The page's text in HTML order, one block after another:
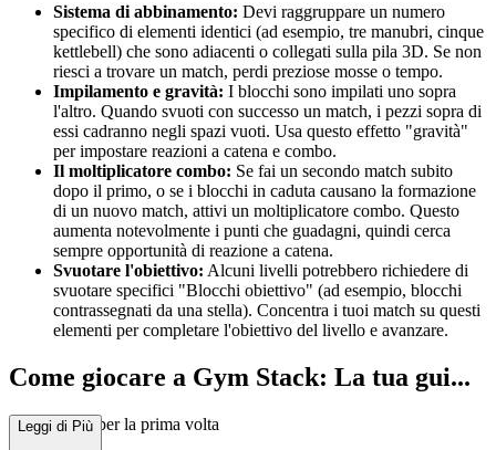
Sistema di abbinamento: Devi raggruppare un numero
specifico di elementi identici (ad esempio, tre manubri, cinque
kettlebell) che sono adiacenti o collegati sulla pila 3D. Se non
riesci a trovare un match, perdi preziose mosse o tempo.
Impilamento e gravità: I blocchi sono impilati uno sopra
l'altro. Quando svuoti con successo un match, i pezzi sopra di
essi cadranno negli spazi vuoti. Usa questo effetto "gravità"
per impostare reazioni a catena e combo.
Il moltiplicatore combo: Se fai un secondo match subito
dopo il primo, o se i blocchi in caduta causano la formazione
di un nuovo match, attivi un moltiplicatore combo. Questo
aumenta notevolmente i punti che guadagni, quindi cerca
sempre opportunità di reazione a catena.
Svuotare l'obiettivo: Alcuni livelli potrebbero richiedere di
svuotare specifici "Blocchi obiettivo" (ad esempio, blocchi
contrassegnati da una stella). Concentra i tuoi match su questi
elementi per completare l'obiettivo del livello e avanzare.
Come giocare a Gym Stack: La tua gui...
da completa per la prima volta
Leggi di Più